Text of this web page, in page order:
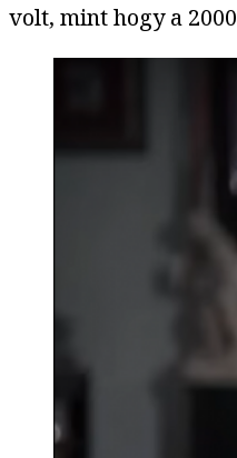
volt, mint hogy a